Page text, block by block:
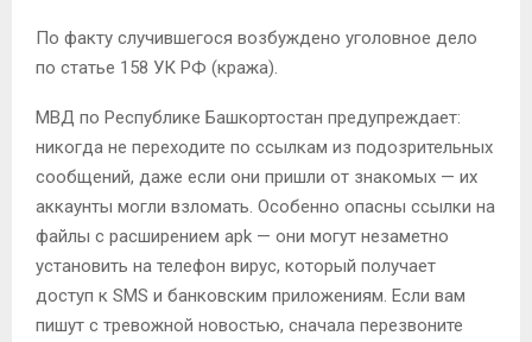
По факту случившегося возбуждено уголовное дело
по статье 158 УК РФ (кража).
МВД по Республике Башкортостан предупреждает:
никогда не переходите по ссылкам из подозрительных
сообщений, даже если они пришли от знакомых — их
аккаунты могли взломать. Особенно опасны ссылки на
файлы с расширением apk — они могут незаметно
установить на телефон вирус, который получает
доступ к SMS и банковским приложениям. Если вам
пишут с тревожной новостью, сначала перезвоните